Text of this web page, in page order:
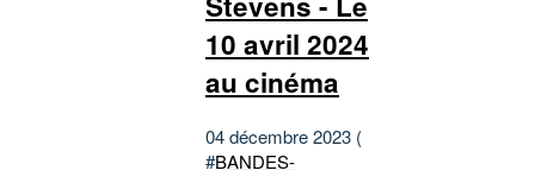
10 avril 2024
au cinéma
04 décembre 2023 (
#BANDES-